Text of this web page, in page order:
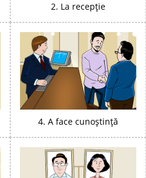
2. La recepție
4. A face cunoștință